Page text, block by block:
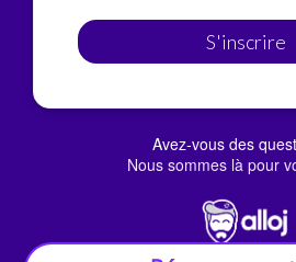
S'inscrire
Avez-vous des
Nous sommes là pour